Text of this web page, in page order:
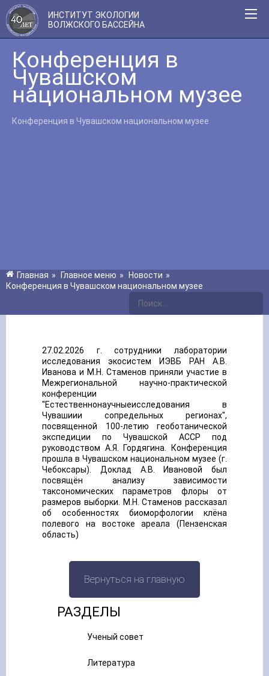
ИНСТИТУТ ЭКОЛОГИИ
ВОЛЖСКОГО БАССЕЙНА
Конференция в
Чувашском
национальном музее
Конференция в Чувашском национальном музее
Главная » Главное меню » Новости »
Конференция в Чувашском национальном музее
27.02.2026 г. сотрудники лаборатории
исследования экосистем ИЭВБ РАН А.В.
Иванова и М.Н. Стаменов приняли участие в
Межрегиональной научно-практической
конференции
"Естественнонаучныеисследования в
Чувашиии сопредельных регионах",
посвященной 100-летию геоботанической
экспедиции по Чувашской АССР под
руководством А.Я. Гордягина. Конференция
прошла в Чувашском национальном музее (г.
Чебоксары). Доклад А.В. Ивановой был
посвящён анализу зависимости
таксономических параметров флоры от
размеров выборки. М.Н. Стаменов рассказал
об особенностях биоморфологии клёна
полевого на востоке ареала (Пензенская
область)
Вернуться на главную
РАЗДЕЛЫ
Ученый совет
Литература